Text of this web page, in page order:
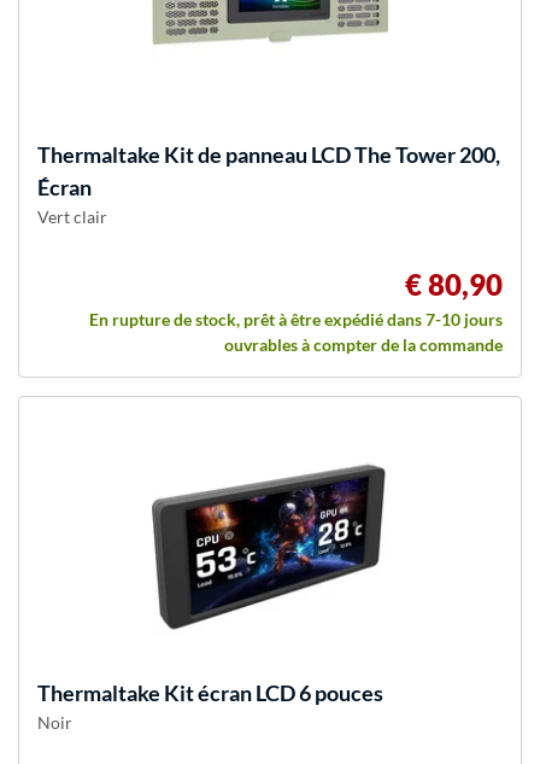
Thermaltake Kit de panneau LCD The Tower 200,
Écran
Vert clair
€ 80,90
En rupture de stock, prêt à être expédié dans 7-10 jours
ouvrables à compter de la commande
Thermaltake Kit écran LCD 6 pouces
Noir